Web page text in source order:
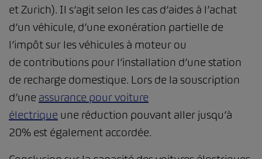
et Zurich). Il s’agit selon les cas d’aides à l’achat
d’un véhicule, d’une exonération partielle de
l’impôt sur les véhicules à moteur ou
de contributions pour l’installation d’une station
de recharge domestique. Lors de la souscription
d’une assurance pour voiture
électrique une réduction pouvant aller jusqu’à
20% est également accordée.